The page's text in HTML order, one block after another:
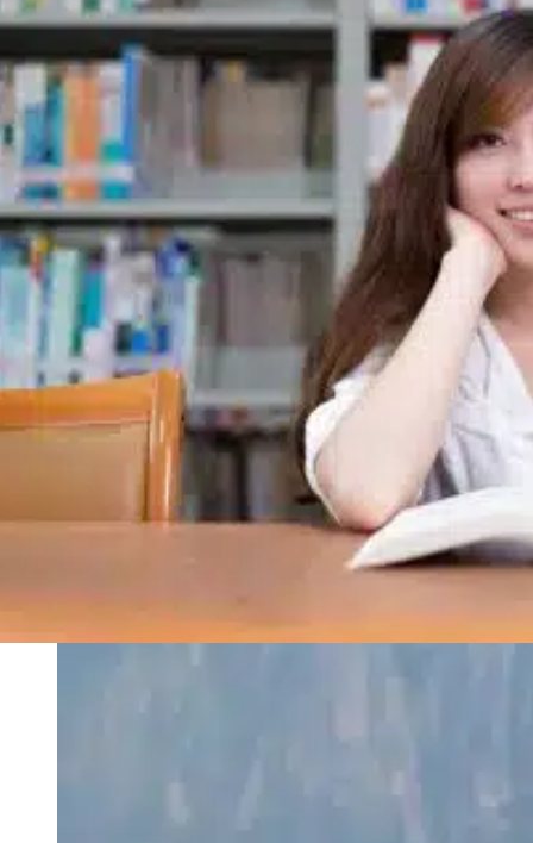
het examen.”
“Toine is een uitstekende docent — zijn praktische
ervaring bracht elk gebied van de geneeskunde tot
leven.”